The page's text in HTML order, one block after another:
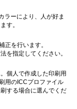
ラーにより、人が好ま
す。
正を行います。
を指定してください。
個人で作成した印刷用
用のICCプロファイル
する場合に選んでくだ